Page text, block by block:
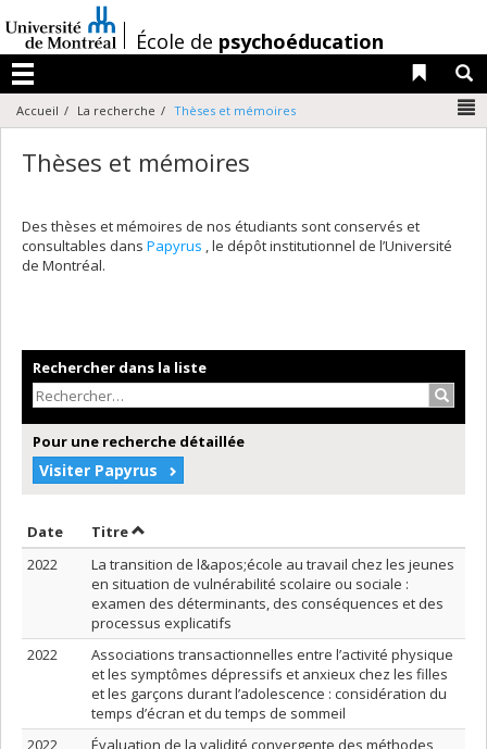
au
contenu
/École de psychoéducation
Menu
Liens
Accueil La recherche Thèses et mémoires
Thèses et mémoires
Des thèses et mémoires de nos étudiants sont conservés et
consultables dans Papyrus , le dépôt institutionnel de l’Université
de Montréal.
Rechercher dans la liste
Pour une recherche détaillée
Visiter Papyrus
Date Trier par date en ordre croissant
TitreTrier par titre en ordre croissant
2022
La transition de l&apos;école au travail chez les jeunes
en situation de vulnérabilité scolaire ou sociale :
examen des déterminants, des conséquences et des
processus explicatifs
2022
Associations transactionnelles entre l’activité physique
et les symptômes dépressifs et anxieux chez les filles
et les garçons durant l’adolescence : considération du
temps d’écran et du temps de sommeil
2022
Évaluation de la validité convergente des méthodes